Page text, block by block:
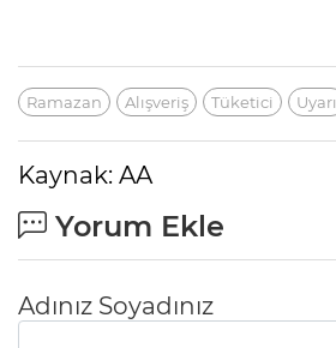
Ramazan Alışveriş Tüketici Uyarı
Kaynak: AA
Yorum Ekle
Adınız Soyadınız